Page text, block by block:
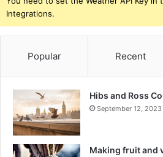
Integrations.
Popular Recent
Hibs and Ross
September 12, 2023
Making fruit and